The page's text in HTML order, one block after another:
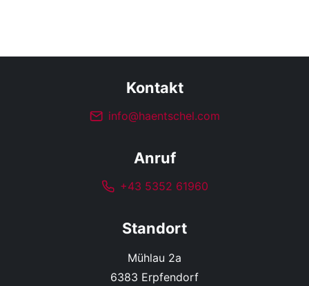
Kontakt
info@haentschel.com
Anruf
+43 5352 61960
Standort
Mühlau 2a
6383 Erpfendorf